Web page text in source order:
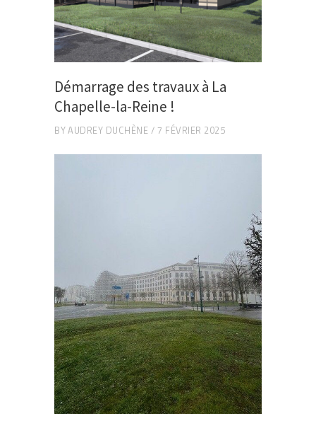
Démarrage des travaux à La
Chapelle-la-Reine !
BYAUDREY DUCHÈNE 7 FÉVRIER 2025